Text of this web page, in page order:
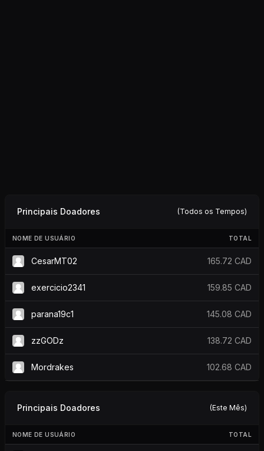
Principais Doadores (Todos os Tempos)
NOME DE USUÁRIO TOTAL
CesarMT02 165.72 CAD
exercicio2341 159.85 CAD
parana19c1 145.08 CAD
zzGODz 138.72 CAD
Mordrakes 102.68 CAD
Principais Doadores (Este Mês)
NOME DE USUÁRIO TOTAL